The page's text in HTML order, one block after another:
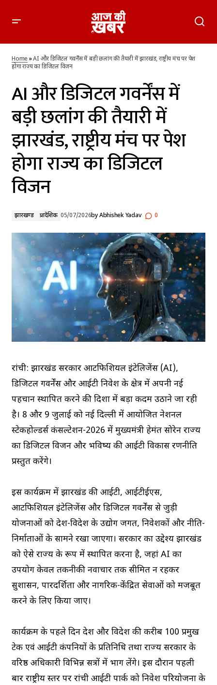
पेश होगा राज्य का डिजिटल विजन
Home»AI और डिजिटल गवर्नेंस में बड़ी छलांग की तैयारी में झारखंड, राष्ट्रीय मंच पर पेश
होगा राज्य का डिजिटल विजन
AI और डिजिटल गवर्नेंस में
बड़ी छलांग की तैयारी में
झारखंड, राष्ट्रीय मंच पर पेश
होगा राज्य का डिजिटल
विजन
झारखण्ड प्रादेशिक 05/07/2026byAbhishek Yadav 0
रांची: झारखंड सरकार आर्टिफिशियल इंटेलिजेंस (AI),
डिजिटल गवर्नेंस और आईटी निवेश के क्षेत्र में अपनी नई
पहचान स्थापित करने की दिशा में बड़ा कदम उठाने जा रही
है। 8 और 9 जुलाई को नई दिल्ली में आयोजित नेशनल
स्टेकहोल्डर्स कंसल्टेशन-2026 में मुख्यमंत्री हेमंत सोरेन राज्य
का डिजिटल विजन और भविष्य की आईटी विकास रणनीति
प्रस्तुत करेंगे।
इस कार्यक्रम में झारखंड की आईटी, आईटीईएस,
आर्टिफिशियल इंटेलिजेंस और डिजिटल गवर्नेंस से जुड़ी
योजनाओं को देश-विदेश के उद्योग जगत, निवेशकों और नीति-
निर्माताओं के सामने रखा जाएगा। सरकार का उद्देश्य झारखंड
को ऐसे राज्य के रूप में स्थापित करना है, जहां AI का
उपयोग केवल तकनीकी नवाचार तक सीमित न रहकर
सुशासन, पारदर्शिता और नागरिक-केंद्रित सेवाओं को मजबूत
करने के लिए किया जाए।
कार्यक्रम के पहले दिन देश और विदेश की करीब 100 प्रमुख
टेक एवं आईटी कंपनियों के प्रतिनिधि तथा राज्य सरकार के
वरिष्ठ अधिकारी विभिन्न सत्रों में भाग लेंगे। इस दौरान पहली
बार राष्ट्रीय स्तर पर रांची आईटी पार्क को निवेश परियोजना के